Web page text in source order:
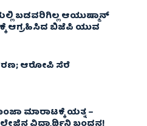
ಬಡವರಿಗಿಲ್ಲ ಆಯುಷ್ಮಾನ್
ಆಗ್ರಹಿಸಿದ ಬಿಜೆಪಿ ಯುವ
ಆರೋಪಿ ಸೆರೆ
ಮಾರಾಟಕ್ಕೆ ಯತ್ನ –